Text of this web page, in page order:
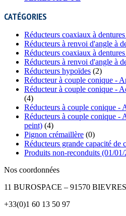
CATÉGORIES
Réducteurs coaxiaux à
Réducteurs à renvoi d'angle à
Réducteurs coaxiaux à
Réducteurs à renvoi d'angle à
Réducteurs hypoïdes (2)
Réducteur à couple conique -
Réducteur à couple conique -
(4)
Réducteurs à couple conique -
Réducteurs à couple conique -
peint) (4)
Pignon crémaillère (0)
Réducteurs grande capacité de
Produits non-reconduits (01/
Nos coordonnées
11 BUROSPACE – 91570 BIEVRES
+33(0)1 60 13 50 97